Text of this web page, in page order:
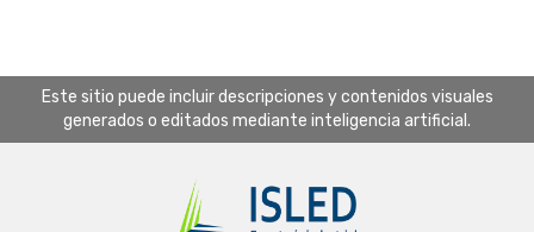
Este sitio puede incluir descripciones y contenidos visuales
generados o editados mediante inteligencia artificial.